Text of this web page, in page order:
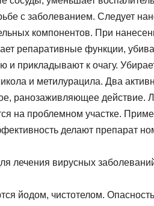
с заболеванием. Следует
компонентов. При
репаративные функции,
и прикладывают к очагу.
и метилурацила. Два
ранозаживляющее действие.
на проблемном участке.
делают препарат
лечения вирусных
йодом, чистотелом.